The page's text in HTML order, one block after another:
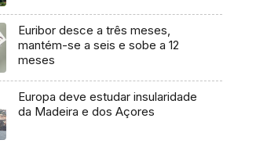
Euribor desce a três meses,
mantém-se a seis e sobe a 12
meses
Europa deve estudar insularidade
da Madeira e dos Açores